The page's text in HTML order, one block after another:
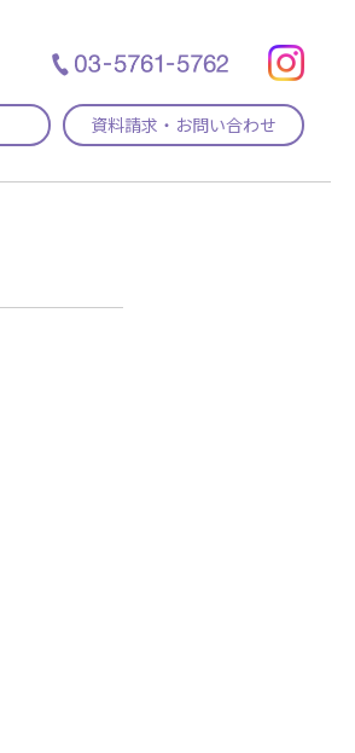
資料請求・お問い合わせ